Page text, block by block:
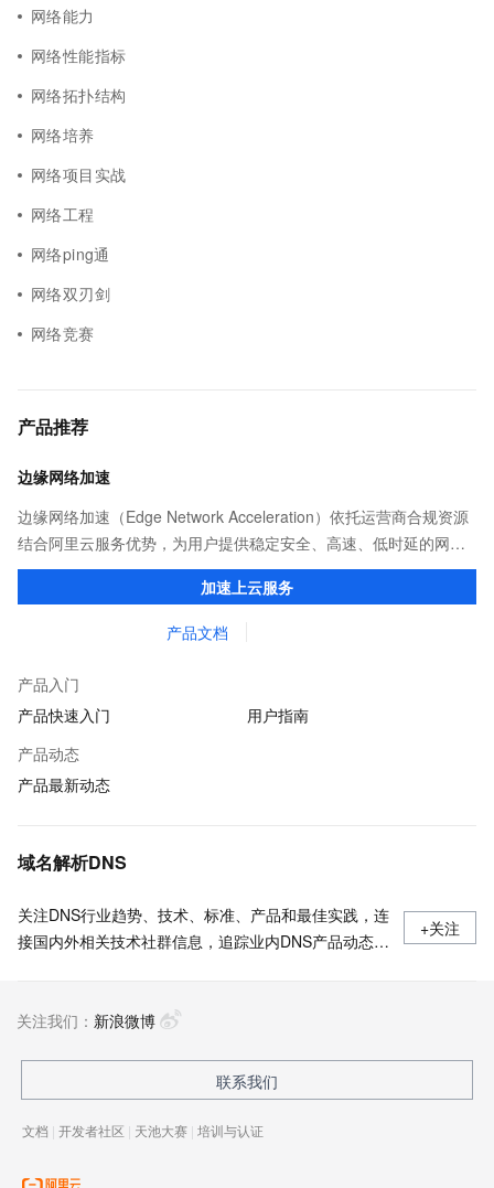
网络能力
网络性能指标
网络拓扑结构
网络培养
网络项目实战
网络工程
网络ping通
网络双刃剑
网络竞赛
产品推荐
边缘网络加速
边缘网络加速（Edge Network Acceleration）依托运营商合规资源
结合阿里云服务优势，为用户提供稳定安全、高速、低时延的网络
传输，解决客户不同站点的连接、组网、数据安全传输、业务质量
加速上云服务
产品文档
产品入门
产品快速入门
用户指南
产品动态
产品最新动态
域名解析DNS
关注DNS行业趋势、技术、标准、产品和最佳实践，连
接国内外相关技术社群信息，追踪业内DNS产品动态，
+关注
关注我们： 新浪微博
联系我们
文档 | 开发者社区 | 天池大赛 | 培训与认证